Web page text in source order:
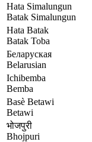
Hata Simalungun
Batak Simalungun
Hata Batak
Batak Toba
Беларуская
Belarusian
Ichibemba
Bemba
Basè Betawi
Betawi
भोजपुरी
Bhojpuri